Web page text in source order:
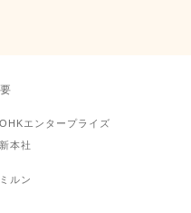
OHKエンタープライズ
新本社
ミルン